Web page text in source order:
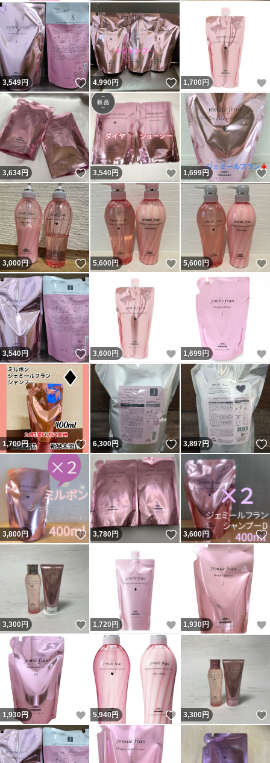
3,549円 いいね！
4,990円 いいね！
1,700 円
3,634円 いいね！
3,540円 いいね！
1,699円
3,000円 いいね！
5,600円 いいね！
5,600円
3,540円 いいね！
3,600 円 いいね！
1,699円
1,700円 いいね！
6,300円 いいね！
3,897円
3,800円 いいね！
3,780円 いいね！
3,600円
3,300円 いいね！
1,720 円 いいね！
1,930円
1,930円 いいね！
5,940円 いいね！
3,300円